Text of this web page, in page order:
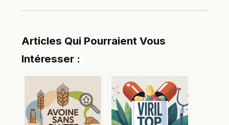
Articles Qui Pourraient Vous
Intéresser :